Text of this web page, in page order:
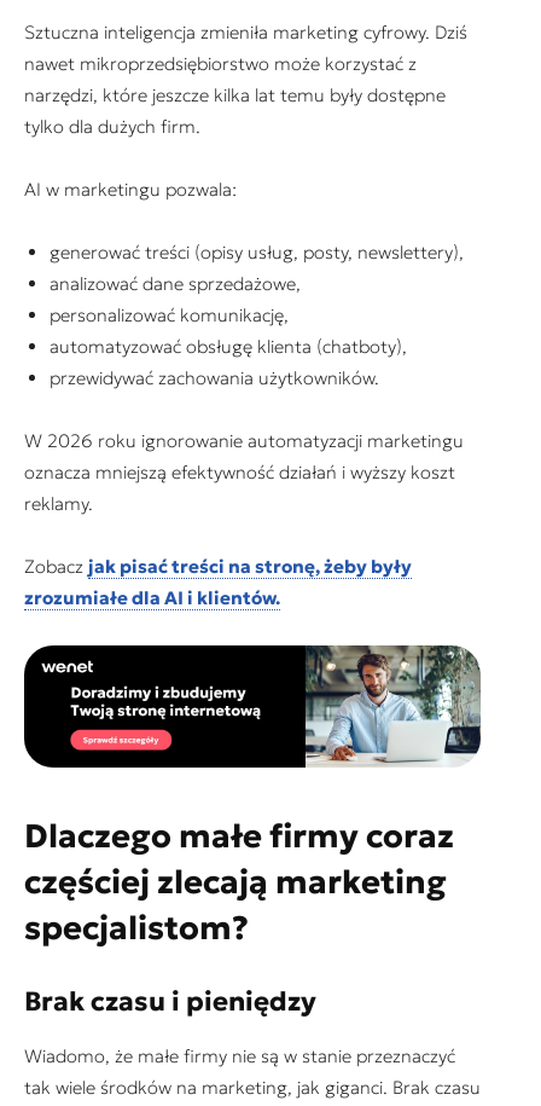
Sztuczna inteligencja zmieniła marketing cyfrowy. Dziś
nawet mikroprzedsiębiorstwo może korzystać z
narzędzi, które jeszcze kilka lat temu były dostępne
tylko dla dużych firm.
AI w marketingu pozwala:
generować treści (opisy usług, posty, newslettery),
analizować dane sprzedażowe,
personalizować komunikację,
automatyzować obsługę klienta (chatboty),
przewidywać zachowania użytkowników.
W 2026 roku ignorowanie automatyzacji marketingu
oznacza mniejszą efektywność działań i wyższy koszt
reklamy.
Zobacz jak pisać treści na stronę, żeby były
zrozumiałe dla AI i klientów.
Dlaczego małe firmy coraz
częściej zlecają marketing
specjalistom?
Brak czasu i pieniędzy
Wiadomo, że małe firmy nie są w stanie przeznaczyć
tak wiele środków na marketing, jak giganci. Brak czasu